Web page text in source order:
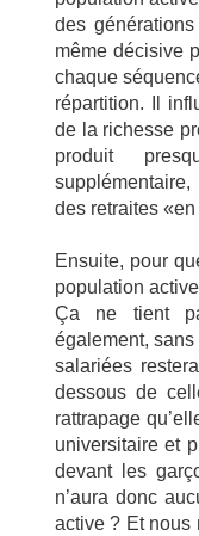
des
même décisive
chaque
répartition. Il
de la richesse
produit
des retraites
Ensuite, pour
population
Ça ne tient
également,
salariées
dessous de
rattrapage
universitaire et
devant les
n’aura donc
active ? Et nous